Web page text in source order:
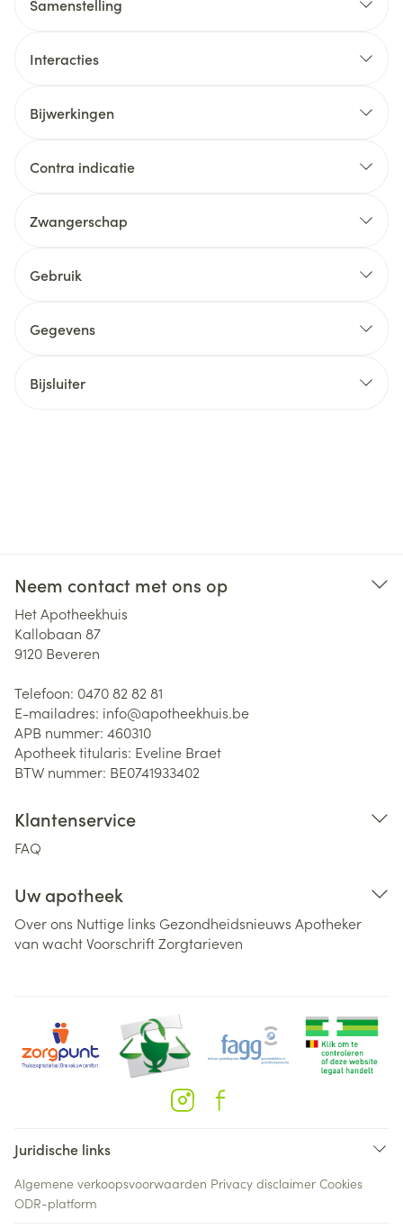
Samenstelling
Interacties
Bijwerkingen
Contra indicatie
Zwangerschap
Gebruik
Gegevens
Bijsluiter
Neem contact met ons op
Het Apotheekhuis
Kallobaan 87
9120 Beveren
Telefoon: 0470 82 82 81
E-mailadres: info@apotheekhuis.be
APB nummer: 460310
Apotheek titularis: Eveline Braet
BTW nummer: BE0741933402
Klantenservice
FAQ
Uw apotheek
Over ons Nuttige links Gezondheidsnieuws Apotheker
van wachtVoorschriftZorgtarieven
Juridische links
Algemene verkoopsvoorwaarden Privacy disclaimer Cookies
ODR-platform